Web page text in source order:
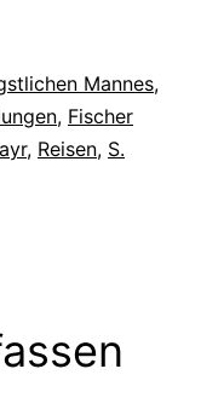
Mannes,
, Fischer
, Reisen, S.